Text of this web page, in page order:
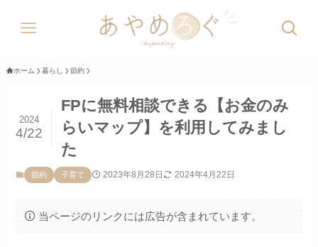
ホーム 暮らし 節約
FPに無料相談できる【お金のみ
らいマップ】を利用してみまし
た
2024
4/22
節約 子育て 2023年8月28日 2024年4月22日
当ページのリンクには広告が含まれています。